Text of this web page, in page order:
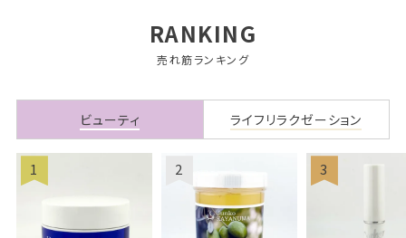
RANKING
売れ筋ランキング
ビューティ ライフリラクゼーション